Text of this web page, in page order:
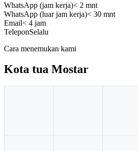
WhatsApp (jam kerja)< 2 mnt
WhatsApp (luar jam kerja)< 30 mnt
Email< 4 jam
TeleponSelalu
Cara menemukan kami
Kota tua Mostar